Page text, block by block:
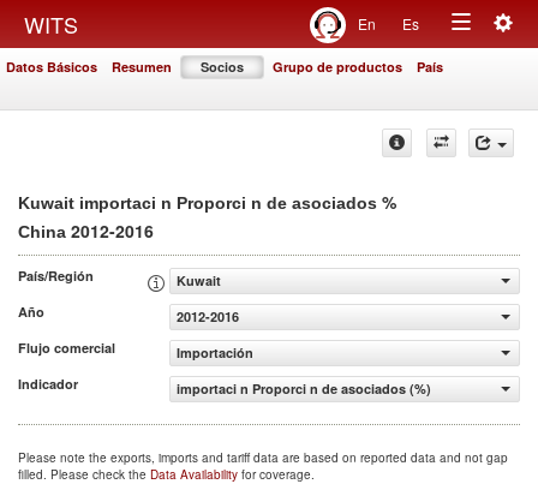
WITS En Es
Toggle
Datos Básicos Resumen Socios Grupo de productos País
Kuwait importaci n Proporci n de asociados %
China 2012-2016
País/Región
Kuwait
Año
2012-2016
Flujo comercial
Importación
Indicador
importaci n Proporci n de asociados (%)
Please note the exports, imports and tariff data are based on reported data and not gap
filled. Please check the Data Availability for coverage.